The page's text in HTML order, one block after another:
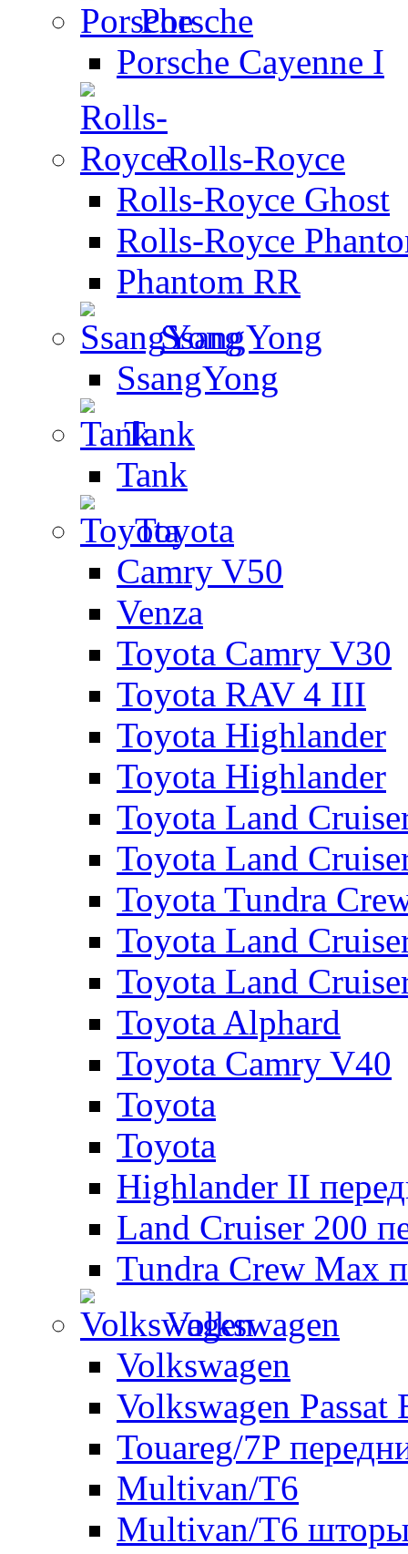
Porsche
Porsche Cayenne I
Rolls-Royce
Rolls-Royce Ghost
Rolls-Royce
Phantom RR
SsangYong
SsangYong
Tank
Tank
Toyota
Camry V50
Venza
Toyota Camry V30
Toyota RAV 4 III
Toyota Highlander
Toyota Highlander
Toyota Land
Toyota Land
Toyota Tundra
Toyota Land
Toyota Land
Toyota Alphard
Toyota Camry V40
Toyota
Toyota
Highlander II
Land Cruiser 200
Tundra Crew Max
Volkswagen
Volkswagen
Volkswagen Passat
Touareg/7P
Multivan/T6
Multivan/T6 шторы